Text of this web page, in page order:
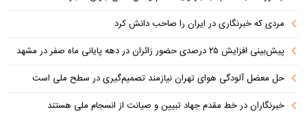
مردی که خبرنگاری در ایران را صاحب دانش کرد
پیش‌بینی افزایش ۲۵ درصدی حضور زائران در دهه پایانی ماه صفر در مشهد
حل معضل آلودگی هوای تهران نیازمند تصمیم‌گیری در سطح ملی است
خبرنگاران در خط مقدم جهاد تبیین و صیانت از انسجام ملی هستند